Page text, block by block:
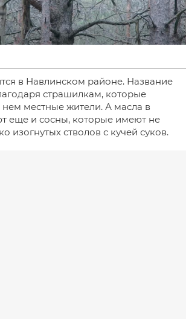
в Навлинском районе. Название
страшилкам, которые
нем местные жители. А масла в
еще и сосны, которые имеют не
изогнутых стволов с кучей суков.